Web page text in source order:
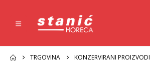
TRGOVINA KONZERVIRANI PROIZVODI